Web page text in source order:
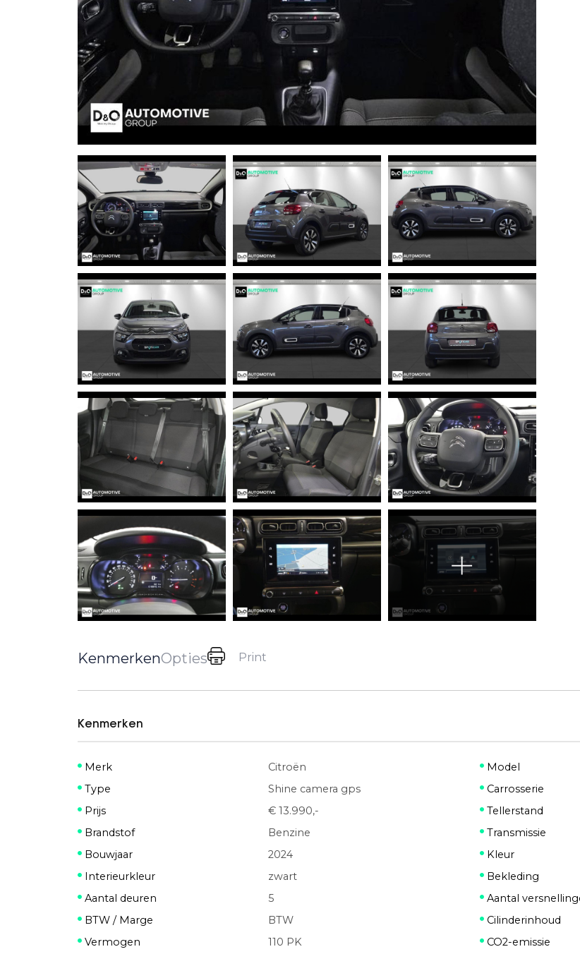
KenmerkenOpties Print
Kenmerken
Merk Citroën Model
Type
Shine camera gps Carrosserie
Prijs
€ 13.990,- Tellerstand
Brandstof
Benzine Transmissie
Bouwjaar
2024 Kleur
Interieurkleur
zwart Bekleding
Aantal deuren
5 Aantal
BTW / Marge
BTW Cilinderinhoud
Vermogen
110 PK CO2-emissie